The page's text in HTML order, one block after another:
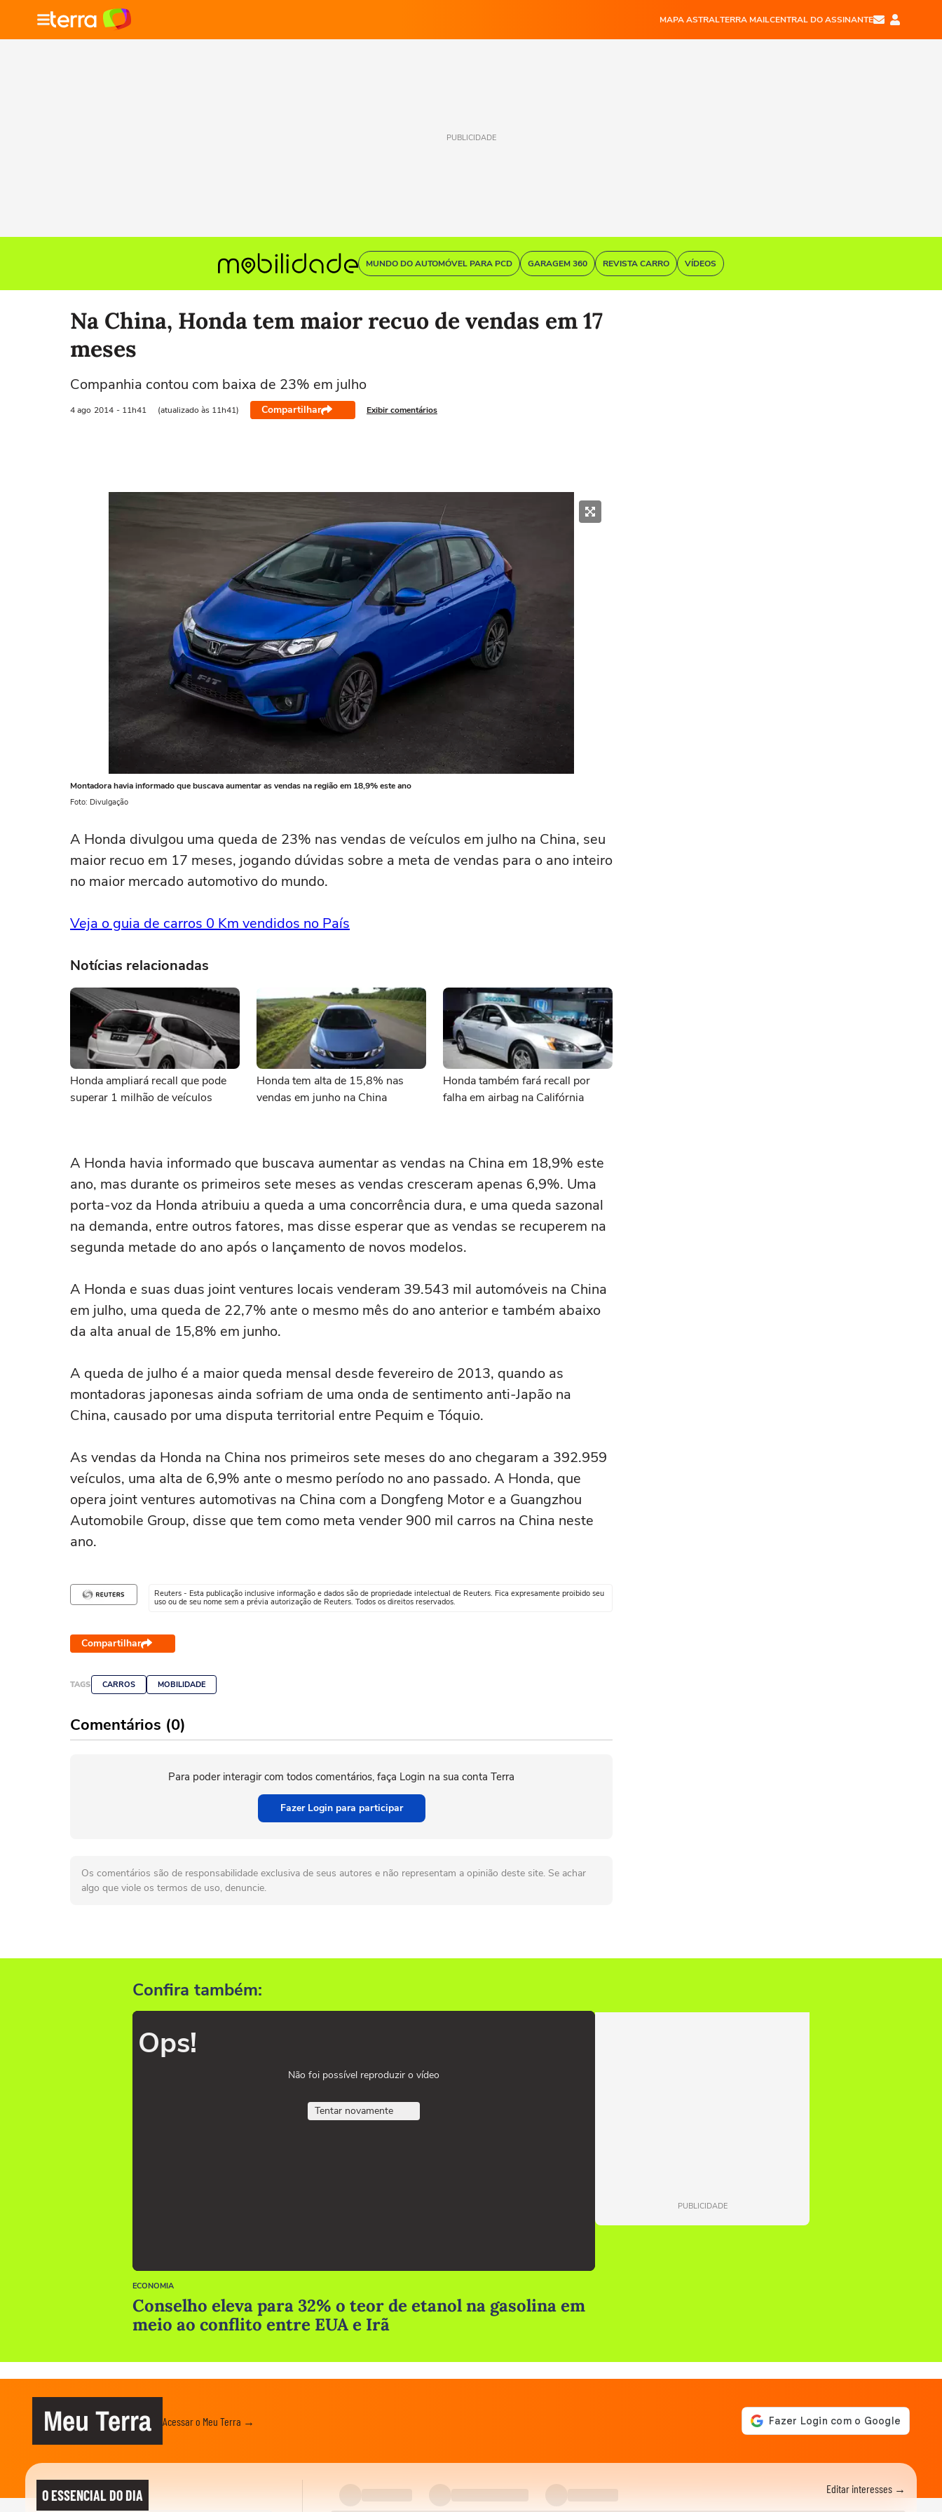
MAPA ASTRALTERRA MAILCENTRAL DO ASSINANTE
PUBLICIDADE
MUNDO DO AUTOMÓVEL PARA PCD GARAGEM 360 REVISTA CARRO VÍDEOS
Na China, Honda tem maior recuo de vendas em 17
meses
Companhia contou com baixa de 23% em julho
4 ago 2014 - 11h41 (atualizado às 11h41) Compartilhar Exibir comentários
Montadora havia informado que buscava aumentar as vendas na região em 18,9% este ano
Foto: Divulgação
A Honda divulgou uma queda de 23% nas vendas de veículos em julho na China, seu
maior recuo em 17 meses, jogando dúvidas sobre a meta de vendas para o ano inteiro
no maior mercado automotivo do mundo.
Veja o guia de carros 0 Km vendidos no País
Notícias relacionadas
Honda ampliará recall que pode
superar 1 milhão de veículos
Honda tem alta de 15,8% nas
vendas em junho na China
Honda também fará recall por
falha em airbag na Califórnia
A Honda havia informado que buscava aumentar as vendas na China em 18,9% este
ano, mas durante os primeiros sete meses as vendas cresceram apenas 6,9%. Uma
porta-voz da Honda atribuiu a queda a uma concorrência dura, e uma queda sazonal
na demanda, entre outros fatores, mas disse esperar que as vendas se recuperem na
segunda metade do ano após o lançamento de novos modelos.
A Honda e suas duas joint ventures locais venderam 39.543 mil automóveis na China
em julho, uma queda de 22,7% ante o mesmo mês do ano anterior e também abaixo
da alta anual de 15,8% em junho.
A queda de julho é a maior queda mensal desde fevereiro de 2013, quando as
montadoras japonesas ainda sofriam de uma onda de sentimento anti-Japão na
China, causado por uma disputa territorial entre Pequim e Tóquio.
As vendas da Honda na China nos primeiros sete meses do ano chegaram a 392.959
veículos, uma alta de 6,9% ante o mesmo período no ano passado. A Honda, que
opera joint ventures automotivas na China com a Dongfeng Motor e a Guangzhou
Automobile Group, disse que tem como meta vender 900 mil carros na China neste
ano.
Reuters - Esta publicação inclusive informação e dados são de propriedade intelectual de Reuters. Fica expresamente proibido seu
uso ou de seu nome sem a prévia autorização de Reuters. Todos os direitos reservados.
Compartilhar
TAGS CARROS MOBILIDADE
Comentários (0)
Para poder interagir com todos comentários, faça Login na sua conta Terra
Fazer Login para participar
Os comentários são de responsabilidade exclusiva de seus autores e não representam a opinião deste site. Se achar
algo que viole os termos de uso, denuncie.
Confira também:
Ops!
Não foi possível reproduzir o vídeo
Tentar novamente
ECONOMIA
Conselho eleva para 32% o teor de etanol na gasolina em
meio ao conflito entre EUA e Irã
PUBLICIDADE
Meu Terra Acessar o Meu Terra →
O ESSENCIAL DO DIA Editar interesses →